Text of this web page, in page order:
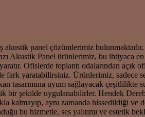
akustik panel çözümlerimiz
Akustik Panel ürünlerimiz, bu ihtiyaca
Ofislerde toplantı odalarından açık
fark yaratabilirsiniz. Ürünlerimiz, sadece
tasarımına uyum sağlayacak çeşitlilikte
bir şekilde uygulanabilirler. Hendek
kalmayıp, aynı zamanda hissedildiği ve
bu hizmetle, ses yalıtımı ve estetik